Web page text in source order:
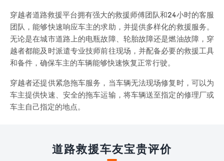
穿越者道路救援平台拥有强大的救援师傅团队和24小时的客服
团队，能够快速响应车主的求助，并提供多样化的救援服务。
无论是在城市道路上的电瓶故障、轮胎故障还是燃油故障，穿
越者都能及时派遣专业技师前往现场，并配备必要的救援工具
和备件，确保车主的车辆能够快速恢复正常行驶。
穿越者还提供紧急拖车服务，当车辆无法现场修复时，可以为
车主提供快速、安全的拖车运输，将车辆送至指定的修理厂或
车主自己指定的地点。
道路救援车友宝贵评价